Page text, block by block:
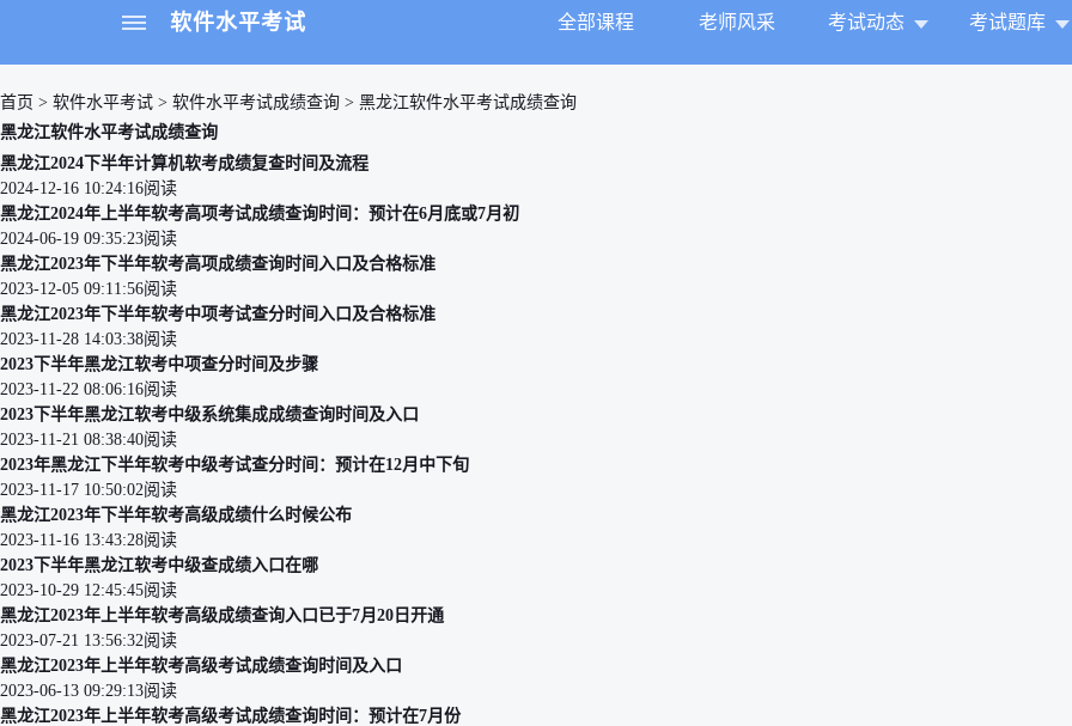
软件水平考试 全部课程 老师风采 考试动态 考试题库
首页 > 软件水平考试 > 软件水平考试成绩查询 > 黑龙江软件水平考试成绩查询
黑龙江软件水平考试成绩查询
黑龙江2024下半年计算机软考成绩复查时间及流程
2024-12-16 10:24:16阅读
黑龙江2024年上半年软考高项考试成绩查询时间：预计在6月底或7月初
2024-06-19 09:35:23阅读
黑龙江2023年下半年软考高项成绩查询时间入口及合格标准
2023-12-05 09:11:56阅读
黑龙江2023年下半年软考中项考试查分时间入口及合格标准
2023-11-28 14:03:38阅读
2023下半年黑龙江软考中项查分时间及步骤
2023-11-22 08:06:16阅读
2023下半年黑龙江软考中级系统集成成绩查询时间及入口
2023-11-21 08:38:40阅读
2023年黑龙江下半年软考中级考试查分时间：预计在12月中下旬
2023-11-17 10:50:02阅读
黑龙江2023年下半年软考高级成绩什么时候公布
2023-11-16 13:43:28阅读
2023下半年黑龙江软考中级查成绩入口在哪
2023-10-29 12:45:45阅读
黑龙江2023年上半年软考高级成绩查询入口已于7月20日开通
2023-07-21 13:56:32阅读
黑龙江2023年上半年软考高级考试成绩查询时间及入口
2023-06-13 09:29:13阅读
黑龙江2023年上半年软考高级考试成绩查询时间：预计在7月份